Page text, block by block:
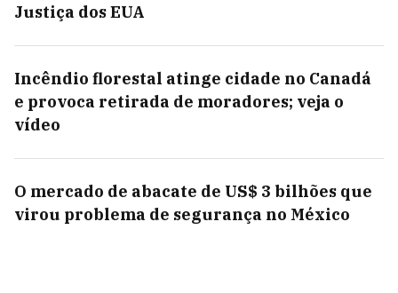
Justiça dos EUA
Incêndio florestal atinge cidade no Canadá
e provoca retirada de moradores; veja o
vídeo
O mercado de abacate de US$ 3 bilhões que
virou problema de segurança no México